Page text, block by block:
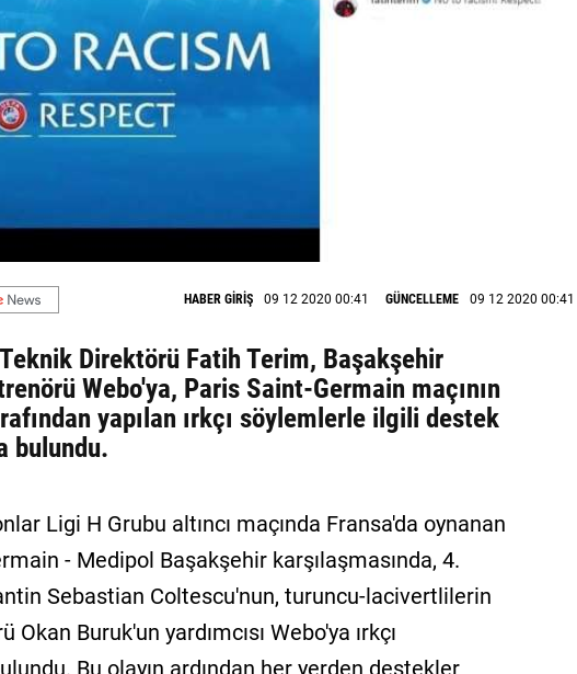
HABER GİRİŞ 09 12 2020 00:41 GÜNCELLEME 09 12 2020 00:41
Direktörü Fatih Terim, Başakşehir
Webo'ya, Paris Saint-Germain maçının
yapılan ırkçı söylemlerle ilgili destek
bulundu.
Ligi H Grubu altıncı maçında Fransa'da oynanan
- Medipol Başakşehir karşılaşmasında, 4.
Sebastian Coltescu'nun, turuncu-lacivertlilerin
Buruk'un yardımcısı Webo'ya ırkçı
Bu olayın ardından her yerden destekler